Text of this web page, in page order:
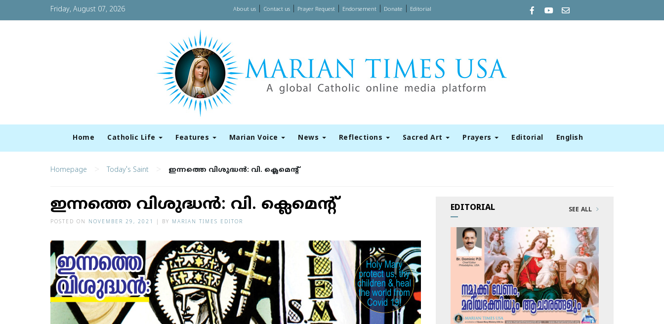
Friday, August 07, 2026 About us| Contact us| Prayer Request| Endorsement| Donate Editorial
Home Catholic Life Features Marian Voice News Reflections Sacred Art Prayers Editorial English
Homepage > Today's Saint > ഇന്നത്തെ വിശുദ്ധന്‍: വി. ക്ലെമെന്റ്
ഇന്നത്തെ വിശുദ്ധന്‍: വി. ക്ലെമെന്റ്
POSTED ON NOVEMBER 29, 2021 BY MARIAN TIMES EDITOR
EDITORIAL SEE ALL